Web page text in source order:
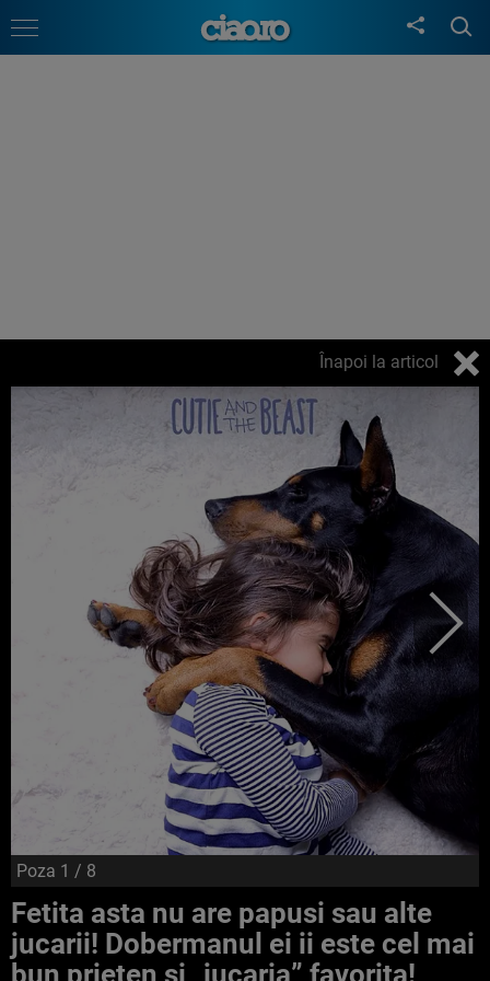
Înapoi la articol
Poza 1 / 8
Fetita asta nu are papusi sau alte
jucarii! Dobermanul ei ii este cel mai
bun prieten si „jucaria” favorita!